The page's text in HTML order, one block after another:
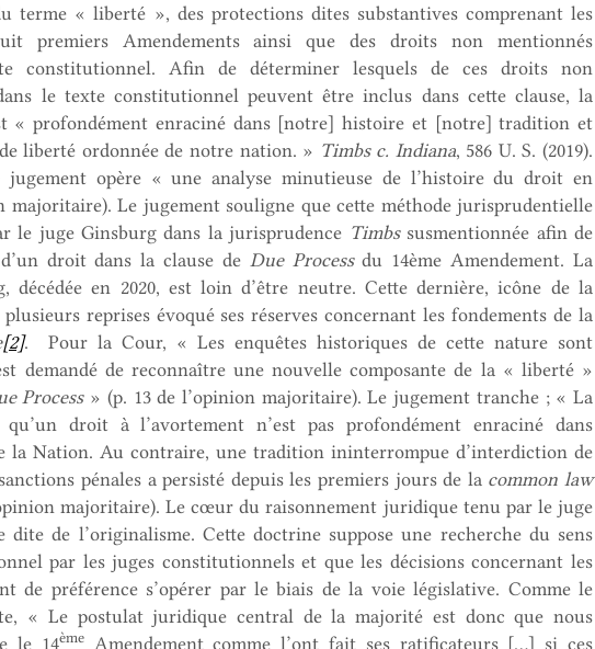
terme « liberté », des protections dites substantives comprenant les
premiers Amendements ainsi que des droits non mentionnés
constitutionnel. Afin de déterminer lesquels de ces droits non
le texte constitutionnel peuvent être inclus dans cette clause, la
« profondément enraciné dans [notre] histoire et [notre] tradition et
liberté ordonnée de notre nation. » Timbs c. Indiana, 586 U. S. (2019).
opère « une analyse minutieuse de l’histoire du droit en
majoritaire). Le jugement souligne que cette méthode jurisprudentielle
le juge Ginsburg dans la jurisprudence Timbs susmentionnée afin de
droit dans la clause de Due Processdu 14ème Amendement. La
décédée en 2020, est loin d’être neutre. Cette dernière, icône de la
reprises évoqué ses réserves concernant les fondements de la
[2]. Pour la Cour, « Les enquêtes historiques de cette nature sont
demandé de reconnaître une nouvelle composante de la « liberté »
Process» (p. 13 de l’opinion majoritaire). Le jugement tranche ; « La
droit à l’avortement n’est pas profondément enraciné dans
la Nation. Au contraire, une tradition ininterrompue d’interdiction de
pénales a persisté depuis les premiers jours de la common law
majoritaire). Le cœur du raisonnement juridique tenu par le juge
de l’originalisme. Cette doctrine suppose une recherche du sens
par les juges constitutionnels et que les décisions concernant les
de préférence s’opérer par le biais de la voie législative. Comme le
« Le postulat juridique central de la majorité est donc que nous
le 14èmeAmendement comme l’ont fait ses ratificateurs […] si ces